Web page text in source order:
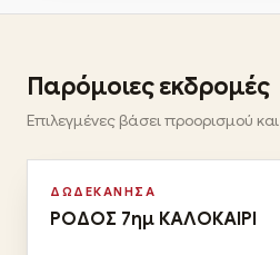
Παρόμοιες εκδρομές
Επιλεγμένες βάσει προορισμού
Αυγ · Σεπ
28/08 & 04/09
ΔΩΔΕΚΑΝΗΣΑ
ΡΟΔΟΣ 7ημ ΚΑΛΟΚΑΙΡΙ